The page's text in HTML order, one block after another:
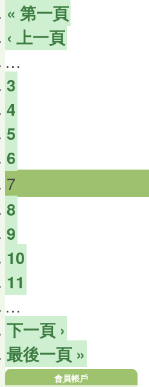
« 第一頁
‹ 上一頁
…
3
4
5
6
7
8
9
10
11
…
下一頁 ›
最後一頁 »
會員帳戶